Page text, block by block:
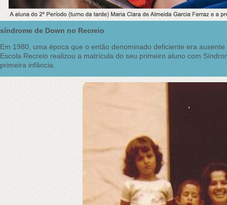
síndrome de Down no Recreio
Em 1980, uma época que o então denominado deficiente era
Escola Recreio realizou a matrícula do seu primeiro aluno com
primeira infância.